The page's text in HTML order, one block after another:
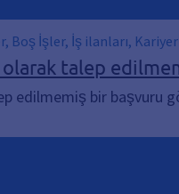
Boş İşler, İş ilanları, Kariyer
olarak talep
edilmemiş bir başvuru